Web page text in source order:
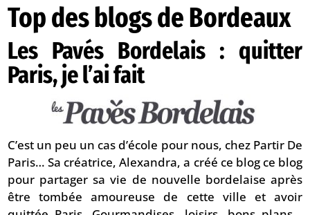
Top des blogs de Bordeaux
Les Pavés Bordelais : quitter
Paris, je l’ai fait
C’est un peu un cas d’école pour nous, chez Partir De
Paris… Sa créatrice, Alexandra, a créé ce blog ce blog
pour partager sa vie de nouvelle bordelaise après
être tombée amoureuse de cette ville et avoir